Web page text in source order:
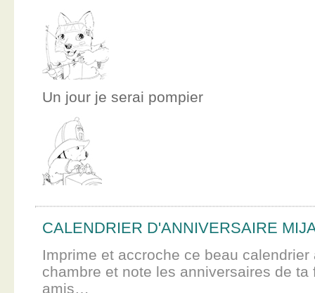
Un jour je serai pompier
CALENDRIER D'ANNIVERSAIRE
Imprime et accroche ce beau calendrier
chambre et note les anniversaires de ta
amis…